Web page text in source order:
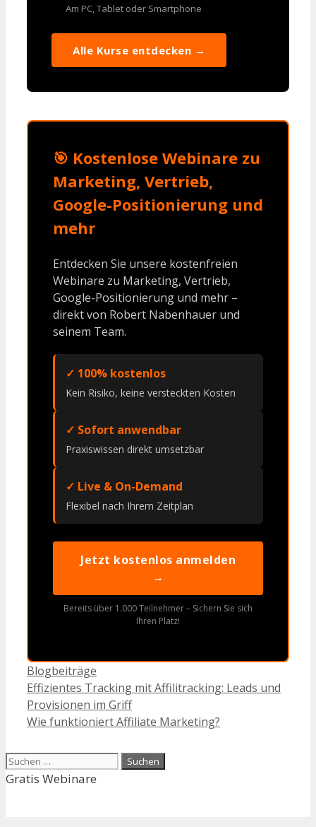
Am PC, Tablet oder Smartphone
Alle Kurse entdecken →
🎯 Kostenlose Webinare zu
Marketing, Vertrieb,
Google-Positionierung und
mehr
Entdecken Sie unsere kostenfreien
Webinare zu Marketing, Vertrieb,
Google-Positionierung und mehr –
direkt von Robert Nabenhauer und
seinem Team.
✓ 100% kostenlos
Kein Risiko, keine versteckten Kosten
✓ Sofort anwendbar
Praxiswissen direkt umsetzbar
✓ Live & On-Demand
Flexibel nach Ihrem Zeitplan
Jetzt kostenlos anmelden
→
Bereits über 1.000 Teilnehmer – Sichern Sie sich
Ihren Platz!
Kategorien
Blogbeiträge
Effizientes Tracking mit Affilitracking: Leads und
Provisionen im Griff
Wie funktioniert Affiliate Marketing?
Suchen
nach:
Gratis Webinare